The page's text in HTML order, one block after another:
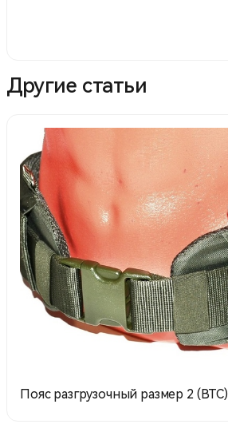
Другие статьи
Пояс разгрузочный размер 2 (ВТС)